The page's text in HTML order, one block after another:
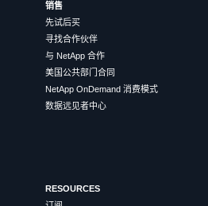
销售
先试后买
寻找合作伙伴
与 NetApp 合作
美国公共部门合同
NetApp OnDemand 消费模式
数据远见者中心
RESOURCES